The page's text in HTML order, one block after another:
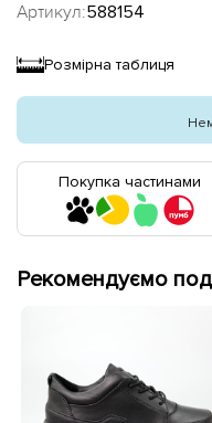
Артикул:588154
Розмірна таблиця
Покупка частинами
Рекомендуємо